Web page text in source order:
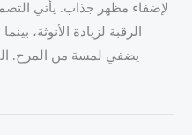
لإضفاء مظهر جذاب. يأتي
الرقبة لزيادة الأنوثة،
يضفي لمسة من المرح.